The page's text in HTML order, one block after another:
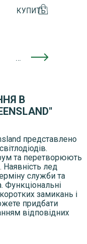
…
В
представлено
та перетворюють
Наявність лед
служби та
Функціональні
замикань і
придбати
відповідних